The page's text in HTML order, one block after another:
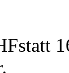
statt